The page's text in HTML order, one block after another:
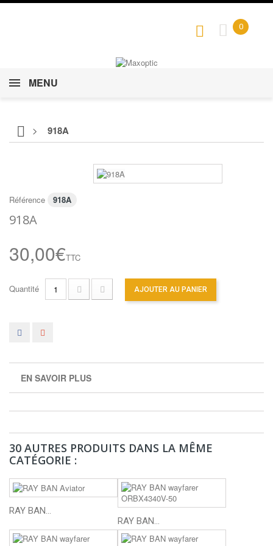
0
MENU
> 918A
Référence 918A
918A
30,00€TTC
Quantité AJOUTER AU PANIER
EN SAVOIR PLUS
30 AUTRES PRODUITS DANS LA MÊME
CATÉGORIE :
RAY BAN...
RAY BAN...